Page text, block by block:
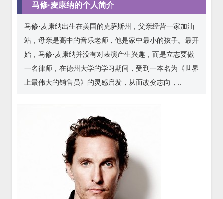
马修·麦康纳的个人简介
马修·麦康纳出生在美国的克萨斯州，父亲经营一家加油
站，母亲是高中的音乐老师，他是家中最小的孩子。最开
始，马修·麦康纳并没有对表演产生兴趣，而是立志要做
一名律师，在德州大学的学习期间，受到一本名为《世界
上最伟大的销售员》的灵感启发，从而改变志向，..